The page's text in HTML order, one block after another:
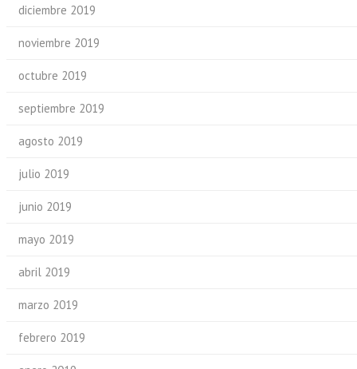
diciembre 2019
noviembre 2019
octubre 2019
septiembre 2019
agosto 2019
julio 2019
junio 2019
mayo 2019
abril 2019
marzo 2019
febrero 2019